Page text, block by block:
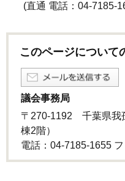
(直通 電話：04-7185-
このページについて
議会事務局
〒270-1192 千葉県我
棟2階）
電話：04-7185-1655